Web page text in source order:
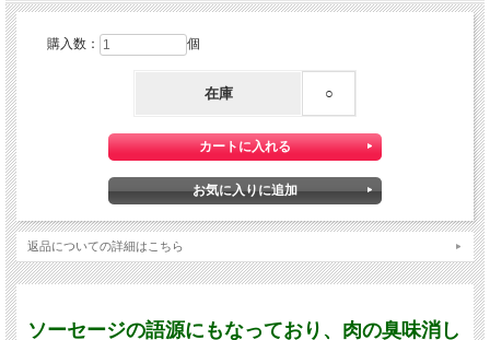
購入数： 個
在庫 ○
返品についての詳細はこちら
ソーセージの語源にもなっており、肉の臭味消し